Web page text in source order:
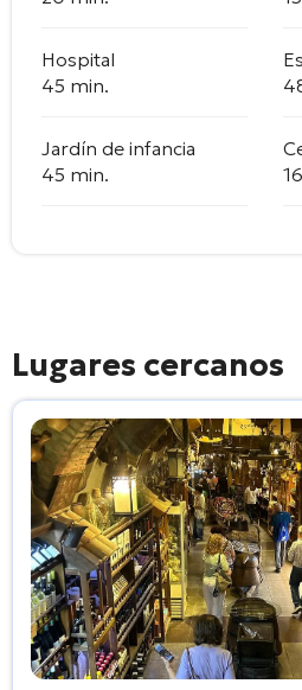
Hospital
45 min.
Jardín de infancia
45 min.
Lugares cercanos